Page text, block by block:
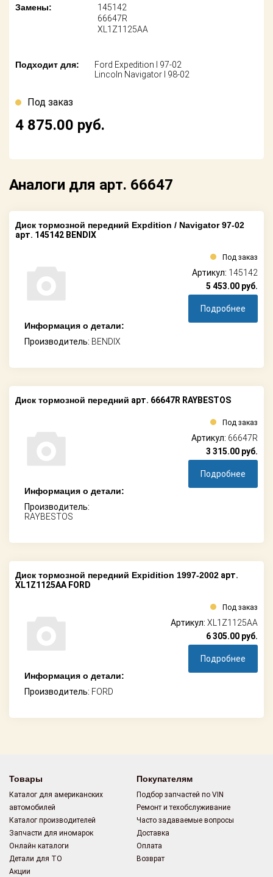
Оплата
Поставщикам
сотрудничество
Акции
Как оформить
Контакты
Замены:
145142
66647R
XL1Z1125AA
Подходит для:
Ford Expedition I 97-02
Lincoln Navigator I 98-02
Под заказ
4 875.00 руб.
Аналоги для арт. 66647
Диск тормозной передний Expdition / Navigator 97-02
арт. 145142 BENDIX
Информация о детали:
Производитель: BENDIX
Под заказ
Артикул: 145142
5 453.00 руб.
Подробнее
Диск тормозной передний арт. 66647R RAYBESTOS
Информация о детали:
Производитель:
RAYBESTOS
Под заказ
Артикул: 66647R
3 315.00 руб.
Подробнее
Диск тормозной передний Expidition 1997-2002 арт.
XL1Z1125AA FORD
Информация о детали:
Производитель: FORD
Под заказ
Артикул: XL1Z1125AA
6 305.00 руб.
Подробнее
Товары
Каталог для американских
автомобилей
Каталог производителей
Запчасти для иномарок
Онлайн каталоги
Детали для ТО
Акции
Покупателям
Подбор запчастей по VIN
Ремонт и техобслуживание
Часто задаваемые вопросы
Доставка
Оплата
Возврат